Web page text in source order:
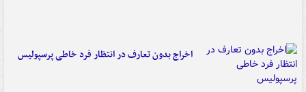
اخراج بدون تعارف در انتظار فرد خاطی پرسپولیس